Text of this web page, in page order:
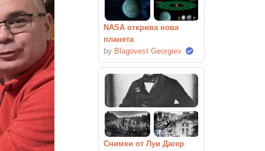
NASA открива нова
планета
by Blagovest Georgiev
Снимки от Луи Дагер